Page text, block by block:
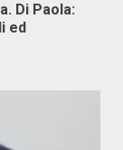
Di Paola:
ed